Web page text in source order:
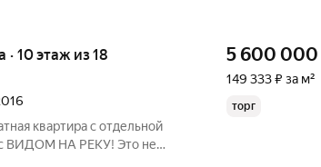
· 10 этаж из 18
квартира с отдельной
с ВИДОМ НА РЕКУ! Это не
5 600 000
149 333 ₽ за м²
торг